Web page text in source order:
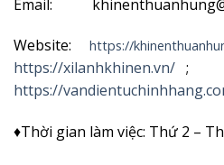
Email:
Website: https://
https://xilanhkhinen.vn/ ;
https://
♦Thời gian làm việc: Thứ 2 –